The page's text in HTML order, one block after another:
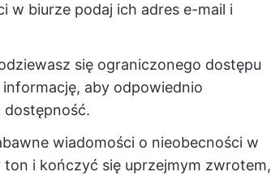
w biurze podaj ich adres e-mail i
się ograniczonego dostępu
aby odpowiednio
wiadomości o nieobecności w
i kończyć się uprzejmym zwrotem,